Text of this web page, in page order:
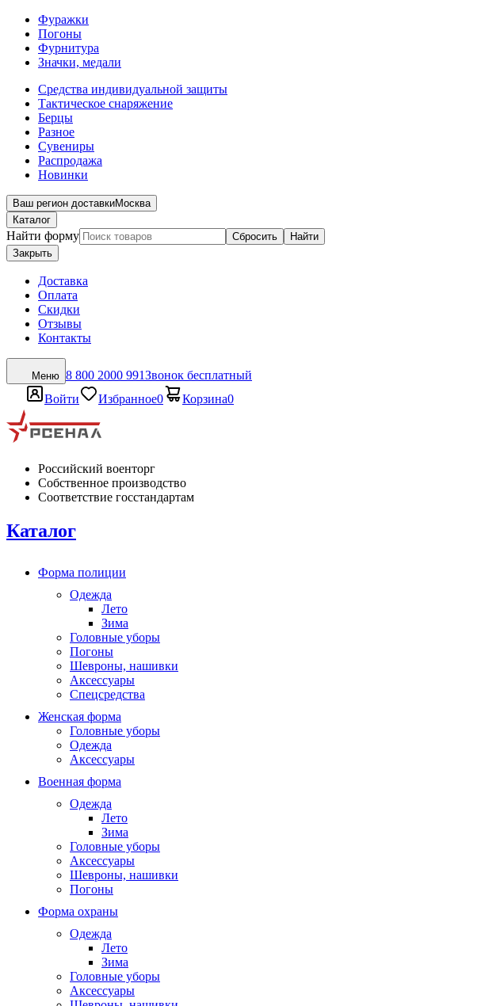
Фуражки
Погоны
Фурнитура
Значки, медали
Средства индивидуальной защиты
Тактическое снаряжение
Берцы
Разное
Сувениры
Распродажа
Новинки
Ваш регион доставкиМосква
Каталог
Найти форму Сбросить
Найти
Закрыть
Доставка
Оплата
Скидки
Отзывы
Контакты
Меню 8 800 2000 991Звонок бесплатный
Войти
Избранное0 Корзина0
Российский военторг
Собственное производство
Соответствие госстандартам
Каталог
Форма полиции
Одежда
Лето
Зима
Головные уборы
Погоны
Шевроны, нашивки
Аксессуары
Спецсредства
Женская форма
Головные уборы
Одежда
Аксессуары
Военная форма
Одежда
Лето
Зима
Головные уборы
Аксессуары
Шевроны, нашивки
Погоны
Форма охраны
Одежда
Лето
Зима
Головные уборы
Аксессуары